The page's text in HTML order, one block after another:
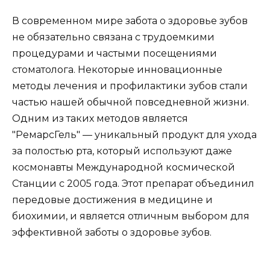
В современном мире забота о здоровье зубов
не обязательно связана с трудоемкими
процедурами и частыми посещениями
стоматолога. Некоторые инновационные
методы лечения и профилактики зубов стали
частью нашей обычной повседневной жизни.
Одним из таких методов является
"РемарсГель" — уникальный продукт для ухода
за полостью рта, который используют даже
космонавты Международной космической
Станции с 2005 года. Этот препарат объединил
передовые достижения в медицине и
биохимии, и является отличным выбором для
эффективной заботы о здоровье зубов.